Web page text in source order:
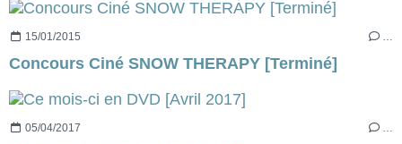
15/01/2015 …
Concours Ciné SNOW THERAPY [Terminé]
05/04/2017 …